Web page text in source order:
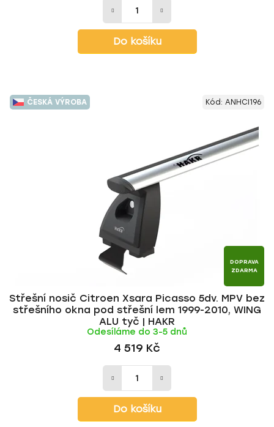
Do košíku
ČESKÁ VÝROBA
DOPRAVA
ZDARMA
Střešní nosič Citroen Xsara Picasso 5dv. MPV bez
střešního okna pod střešní lem 1999-2010, WING
ALU tyč | HAKR
Odesíláme do 3-5 dnů
4 519 Kč
Do košíku
Kód: ANHCI196